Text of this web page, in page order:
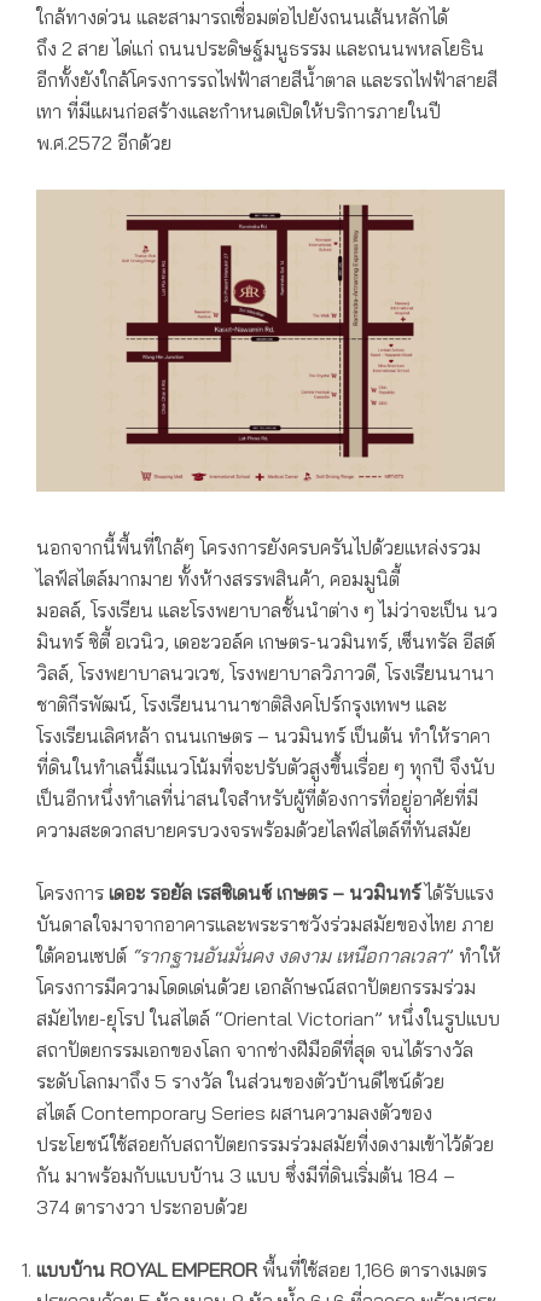
ใกล้ทางด่วน และสามารถเชื่อมต่อไปยังถนนเส้นหลักได้
ถึง 2 สาย ได่แก่ ถนนประดิษฐ์มนูธรรม และถนนพหลโยธิน
อีกทั้งยังใกล้โครงการรถไฟฟ้าสายสีน้ำตาล และรถไฟฟ้าสายสี
เทา ที่มีแผนก่อสร้างและกำหนดเปิดให้บริการภายในปี
พ.ศ.2572 อีกด้วย
นอกจากนี้พื้นที่ใกล้ๆ โครงการยังครบครันไปด้วยแหล่งรวม
ไลฟ์สไตล์มากมาย ทั้งห้างสรรพสินค้า, คอมมูนิตี้
มอลล์, โรงเรียน และโรงพยาบาลชั้นนำต่าง ๆ ไม่ว่าจะเป็น นว
มินทร์ ซิตี้ อเวนิว, เดอะวอล์ค เกษตร-นวมินทร์, เซ็นทรัล อีสต์
วิลล์, โรงพยาบาลนวเวช, โรงพยาบาลวิภาวดี, โรงเรียนนานา
ชาติกีรพัฒน์, โรงเรียนนานาชาติสิงคโปร์กรุงเทพฯ และ
โรงเรียนเลิศหล้า ถนนเกษตร – นวมินทร์ เป็นต้น ทำให้ราคา
ที่ดินในทำเลนี้มีแนวโน้มที่จะปรับตัวสูงขึ้นเรื่อย ๆ ทุกปี จึงนับ
เป็นอีกหนึ่งทำเลที่น่าสนใจสำหรับผู้ที่ต้องการที่อยู่อาศัยที่มี
ความสะดวกสบายครบวงจรพร้อมด้วยไลฟ์สไตล์ที่ทันสมัย
โครงการ เดอะ รอยัล เรสซิเดนซ์ เกษตร – นวมินทร์ได้รับแรง
บันดาลใจมาจากอาคารและพระราชวังร่วมสมัยของไทย ภาย
ใต้คอนเซปต์ “รากฐานอันมั่นคง งดงาม เหนือกาลเวลา” ทำให้
โครงการมีความโดดเด่นด้วย เอกลักษณ์สถาปัตยกรรมร่วม
สมัยไทย-ยุโรป ในสไตล์ “Oriental Victorian” หนึ่งในรูปแบบ
สถาปัตยกรรมเอกของโลก จากช่างฝีมือดีที่สุด จนได้รางวัล
ระดับโลกมาถึง 5 รางวัล ในส่วนของตัวบ้านดีไซน์ด้วย
สไตล์ Contemporary Series ผสานความลงตัวของ
ประโยชน์ใช้สอยกับสถาปัตยกรรมร่วมสมัยที่งดงามเข้าไว้ด้วย
กัน มาพร้อมกับแบบบ้าน 3 แบบ ซึ่งมีที่ดินเริ่มต้น 184 –
374 ตารางวา ประกอบด้วย
แบบบ้าน ROYAL EMPEROR พื้นที่ใช้สอย 1,166 ตารางเมตร